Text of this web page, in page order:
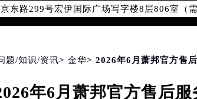
东路299号宏伊国际广场写字楼8层806室（需
南路1号（新街口）南京中心写字楼22层C1-
东路29号苏宁广场IFC国际金融中心写字楼
纪大道5号盐城金融城写字楼1号楼16层1604
题/知识/资讯> 金华> 2026年6月萧邦官方售
年6月萧邦官方售后